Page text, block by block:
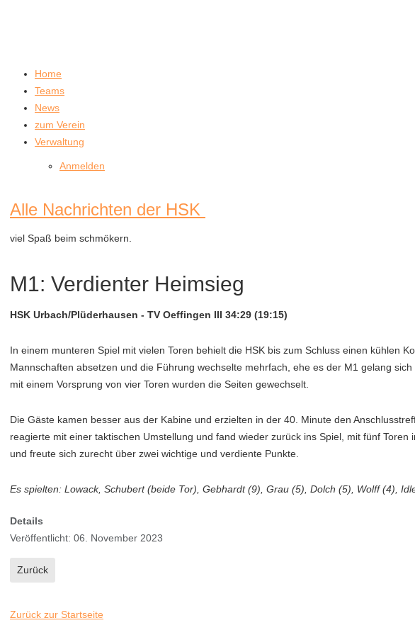
Home
Teams
News
zum Verein
Verwaltung
Anmelden
Alle Nachrichten der HSK
viel Spaß beim schmökern.
M1: Verdienter Heimsieg
HSK Urbach/Plüderhausen - TV Oeffingen III 34:29 (19:15)
In einem munteren Spiel mit vielen Toren behielt die HSK bis zum Schluss einen kühlen
Mannschaften absetzen und die Führung wechselte mehrfach, ehe es der M1 gelang
mit einem Vorsprung von vier Toren wurden die Seiten gewechselt.
Die Gäste kamen besser aus der Kabine und erzielten in der 40. Minute den
reagierte mit einer taktischen Umstellung und fand wieder zurück ins Spiel, mit fünf
und freute sich zurecht über zwei wichtige und verdiente Punkte.
Es spielten: Lowack, Schubert (beide Tor), Gebhardt (9), Grau (5), Dolch (5), Wolff (4),
Details
Veröffentlicht: 06. November 2023
Vorheriger Beitrag: F1: Durchwachsen – aber hat gereicht
Zurück
Zurück zur Startseite